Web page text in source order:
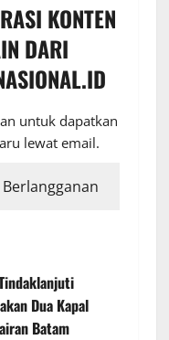
KONTEN
DARI
untuk dapatkan
lewat email.
Berlangganan
Dua Kapal
Batam